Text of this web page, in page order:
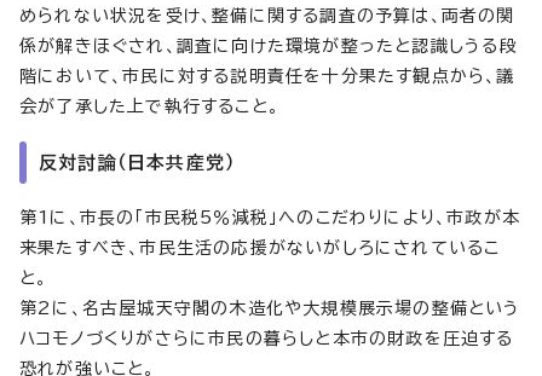
められない状況を受け、整備に関する調査の予算は、両者の関
係が解きほぐされ、調査に向けた環境が整ったと認識しうる段
階において、市民に対する説明責任を十分果たす観点から、議
会が了承した上で執行すること。
反対討論（日本共産党）
第1に、市長の「市民税5％減税」へのこだわりにより、市政が本
来果たすべき、市民生活の応援がないがしろにされているこ
と。
第2に、名古屋城天守閣の木造化や大規模展示場の整備という
ハコモノづくりがさらに市民の暮らしと本市の財政を圧迫する
恐れが強いこと。